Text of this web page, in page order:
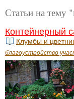
Статьи на тему
Контейнерный
Клумбы и
благоустройство